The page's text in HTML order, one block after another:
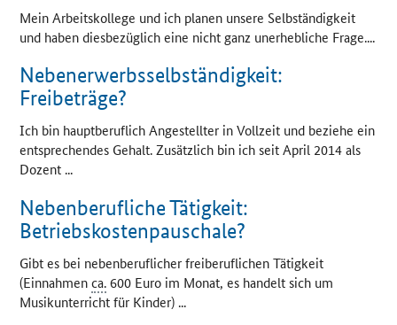
Mein Arbeitskollege und ich planen unsere Selbständigkeit
und haben diesbezüglich eine nicht ganz unerhebliche Frage....
Nebenerwerbsselbständigkeit:
Freibeträge?
Ich bin hauptberuflich Angestellter in Vollzeit und beziehe ein
entsprechendes Gehalt. Zusätzlich bin ich seit April 2014 als
Dozent ...
Nebenberufliche Tätigkeit:
Betriebskostenpauschale?
Gibt es bei nebenberuflicher freiberuflichen Tätigkeit
(Einnahmenca.600 Euro im Monat, es handelt sich um
Musikunterricht für Kinder) ...